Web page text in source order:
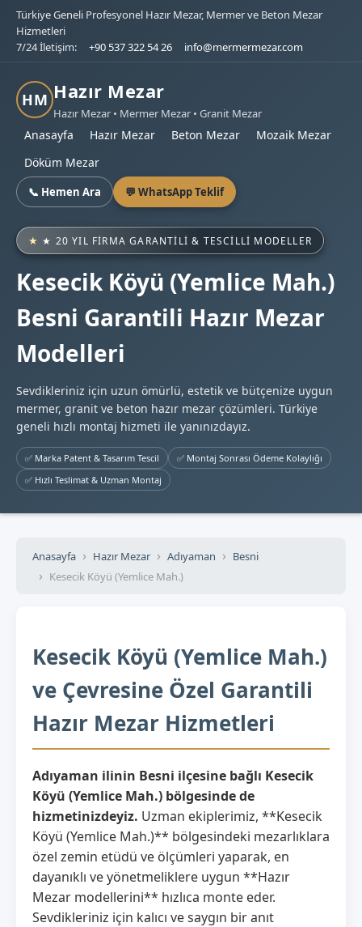
Türkiye Geneli Profesyonel Hazır Mezar, Mermer ve Beton Mezar
Hizmetleri
7/24 İletişim:
+90 537 322 54 26 info@mermermezar.com
HM Hazır Mezar
Hazır Mezar • Mermer Mezar • Granit Mezar
Anasayfa Hazır Mezar Beton Mezar
Mozaik Mezar
Döküm Mezar
📞 Hemen Ara 💬 WhatsApp Teklif
★ 20 YIL FIRMA GARANTILI & TESCILLI MODELLER
Kesecik Köyü (Yemlice Mah.)
Besni Garantili Hazır Mezar
Modelleri
Sevdikleriniz için uzun ömürlü, estetik ve bütçenize uygun
mermer, granit ve beton hazır mezar çözümleri. Türkiye
geneli hızlı montaj hizmeti ile yanınızdayız.
✅ Marka Patent & Tasarım Tescil
✅ Montaj Sonrası Ödeme Kolaylığı
✅ Hızlı Teslimat & Uzman Montaj
Anasayfa Hazır Mezar Adıyaman
Besni
Kesecik Köyü (Yemlice Mah.)
Kesecik Köyü (Yemlice Mah.)
ve Çevresine Özel Garantili
Hazır Mezar Hizmetleri
Adıyaman ilinin Besni ilçesine bağlı Kesecik
Köyü (Yemlice Mah.) bölgesinde de
hizmetinizdeyiz. Uzman ekiplerimiz, **Kesecik
Köyü (Yemlice Mah.)** bölgesindeki mezarlıklara
özel zemin etüdü ve ölçümleri yaparak, en
dayanıklı ve yönetmeliklere uygun **Hazır
Mezar modellerini** hızlıca monte eder.
Sevdikleriniz için kalıcı ve saygın bir anıt